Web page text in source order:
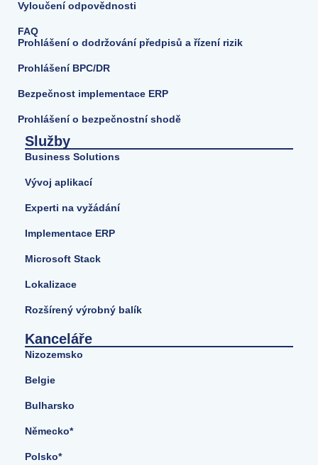
Vyloučení odpovědnosti
FAQ
Prohlášení o dodržování předpisů a řízení rizik
Prohlášení BPC/DR
Bezpečnost implementace ERP
Prohlášení o bezpečnostní shodě
Služby
Business Solutions
Vývoj aplikací
Experti na vyžádání
Implementace ERP
Microsoft Stack
Lokalizace
Rozšírený výrobný balík
Kanceláře
Nizozemsko
Belgie
Bulharsko
Německo*
Polsko*